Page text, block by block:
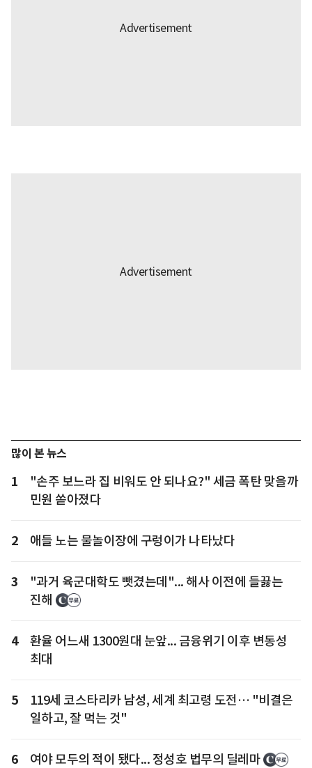
많이 본 뉴스
1
"손주 보느라 집 비워도 안 되나요?" 세금 폭탄 맞을까
민원 쏟아졌다
2 애들 노는 물놀이장에 구렁이가 나타났다
3
"과거 육군대학도 뺏겼는데"... 해사 이전에 들끓는
진해
4
환율 어느새 1300원대 눈앞... 금융위기 이후 변동성
최대
5
119세 코스타리카 남성, 세계 최고령 도전… "비결은
일하고, 잘 먹는 것"
6 여야 모두의 적이 됐다... 정성호 법무의 딜레마